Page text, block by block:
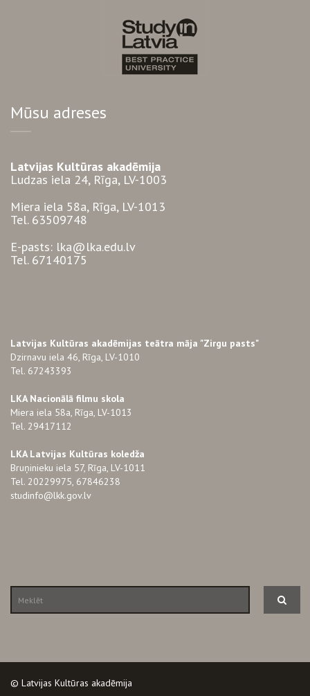
Mūsu adreses
Latvijas Kultūras akadēmija
Ludzas iela 24, Rīga, LV-1003
Miera iela 58a, Rīga, LV-1013
Tel. 63509748
E-pasts: lka@lka.edu.lv
Tel. 67140175
Latvijas Kultūras akadēmijas teātra māja "Zirgu pasts"
Dzirnavu iela 46, Rīga, LV-1010
Tel. 67243393
LKA Nacionālā filmu skola
Miera iela 58a, Rīga, LV-1013
Tel. 29417112
LKA Latvijas Kultūras koledža
Bruņinieku iela 57, Rīga, LV-1011
Tel. 20229975, 67846238
studinfo@lkk.gov.lv
© Latvijas Kultūras akadēmija